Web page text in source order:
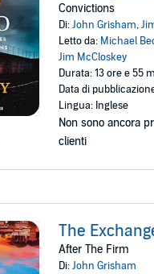
Convictions
Di:John Grisham,
Letto da: Michael
Jim McCloskey
Durata: 13 ore e 55
Data di
Lingua: Inglese
Non sono ancora
clienti
The
After The Firm
Di:John Grisham